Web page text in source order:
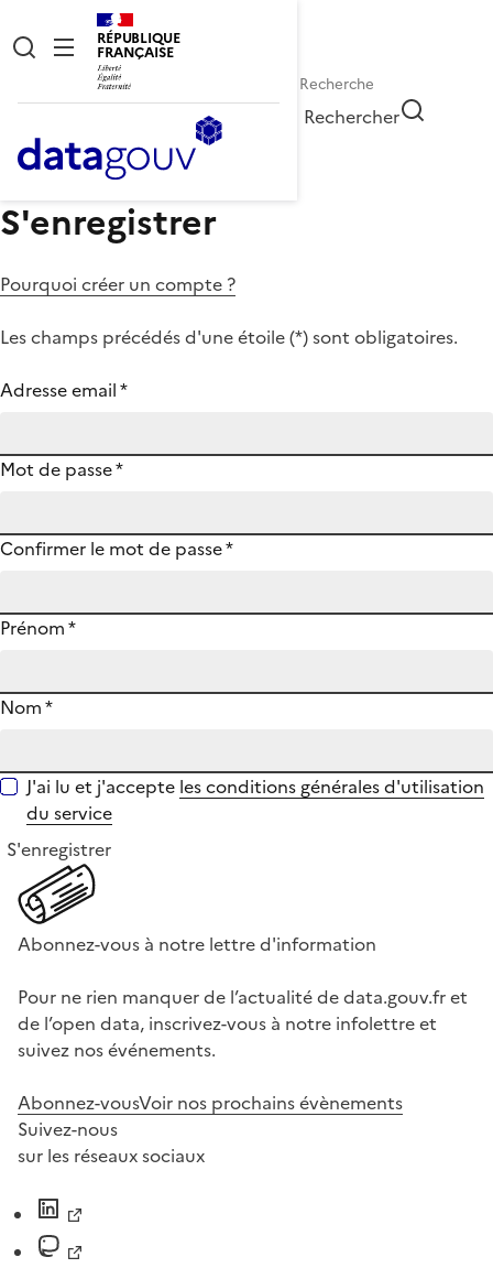
RÉPUBLIQUE
FRANÇAISE
Rechercher
S'enregistrer
Pourquoi créer un compte ?
Les champs précédés d'une étoile (*) sont obligatoires.
Adresse email*
Mot de passe*
Confirmer le mot de passe*
Prénom*
Nom*
J'ai lu et j'accepte les conditions générales d'utilisation
du service
S'enregistrer
Abonnez-vous à notre lettre d'information
Pour ne rien manquer de l’actualité de data.gouv.fr et
de l’open data, inscrivez-vous à notre infolettre et
suivez nos événements.
Abonnez-vousVoir nos prochains évènements
Suivez-nous
sur les réseaux sociaux